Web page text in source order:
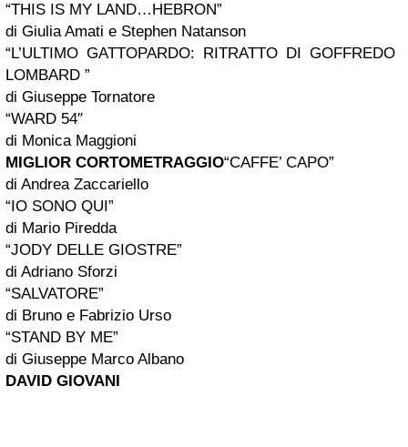
“THIS IS MY LAND…HEBRON”
di Giulia Amati e Stephen Natanson
“L’ULTIMO GATTOPARDO: RITRATTO DI GOFFREDO
LOMBARD ”
di Giuseppe Tornatore
“WARD 54″
di Monica Maggioni
MIGLIOR CORTOMETRAGGIO“CAFFE’ CAPO”
di Andrea Zaccariello
“IO SONO QUI”
di Mario Piredda
“JODY DELLE GIOSTRE”
di Adriano Sforzi
“SALVATORE”
di Bruno e Fabrizio Urso
“STAND BY ME”
di Giuseppe Marco Albano
DAVID GIOVANI